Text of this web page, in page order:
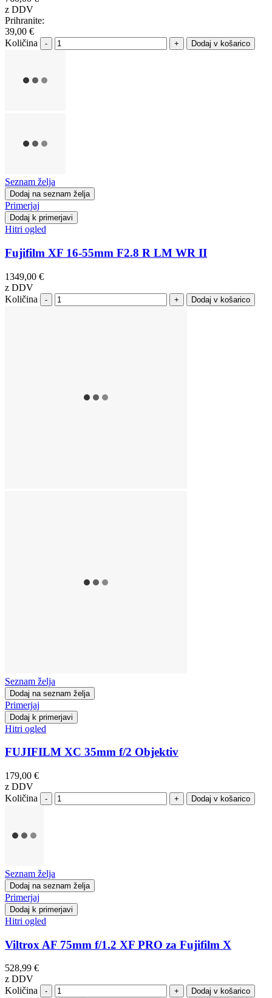
z DDV
Prihranite:
39,00 €
Količina
- +
Seznam želja
Dodaj na seznam želja
Primerjaj
Dodaj k primerjavi
Hitri ogled
Fujifilm XF 16-55mm F2.8 R LM WR II
1349,00 €
z DDV
Količina
- +
Seznam želja
Dodaj na seznam želja
Primerjaj
Dodaj k primerjavi
Hitri ogled
FUJIFILM XC 35mm f/2 Objektiv
179,00 €
z DDV
Količina
- +
Seznam želja
Dodaj na seznam želja
Primerjaj
Dodaj k primerjavi
Hitri ogled
Viltrox AF 75mm f/1.2 XF PRO za Fujifilm X
528,99 €
z DDV
Količina
- +